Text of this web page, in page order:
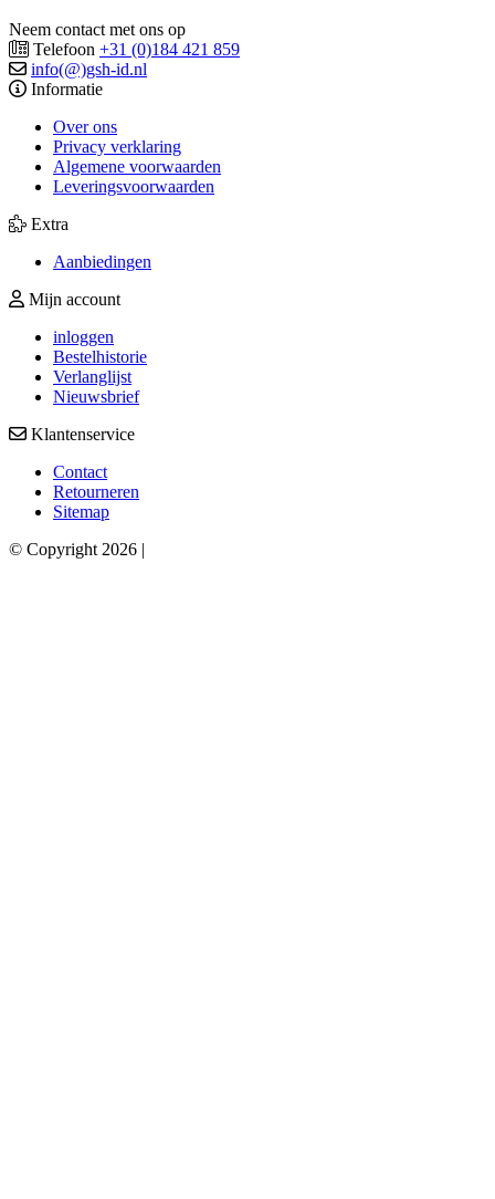
Neem contact met ons op
Telefoon +31 (0)184 421 859
info(@)gsh-id.nl
Informatie
Over ons
Privacy verklaring
Algemene voorwaarden
Leveringsvoorwaarden
Extra
Aanbiedingen
Mijn account
inloggen
Bestelhistorie
Verlanglijst
Nieuwsbrief
Klantenservice
Contact
Retourneren
Sitemap
© Copyright 2026 |